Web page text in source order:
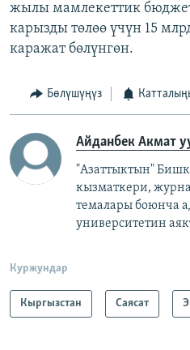
жылы мамлекеттик
карызды төлөө үчүн 15
каражат бөлүнгөн.
Бөлүшүңүз
Айданбек Акмат
"Азаттыктын"
кызматкери,
темалары боюнча
университетин
Куржундар
Кыргызстан Саясат